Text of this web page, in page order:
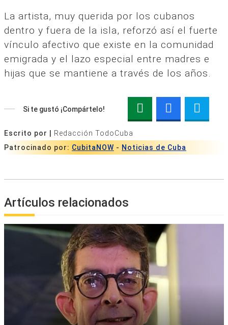
La artista, muy querida por los cubanos
dentro y fuera de la isla, reforzó así el fuerte
vínculo afectivo que existe en la comunidad
emigrada y el lazo especial entre madres e
hijas que se mantiene a través de los años.
Si te gustó ¡Compártelo!
Escrito por |
Redacción TodoCuba
Patrocinado por: CubitaNOW - Noticias de Cuba
Artículos relacionados